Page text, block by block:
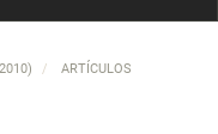
ARTÍCULOS